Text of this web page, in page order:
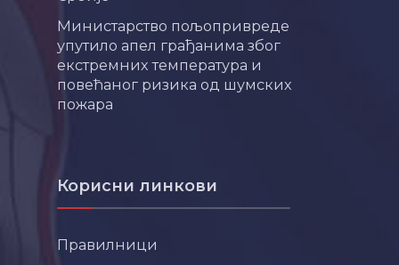
Министарство пољопривреде
упутило апел грађанима због
екстремних температура и
повећаног ризика од шумских
пожара
Корисни линкови
Правилници